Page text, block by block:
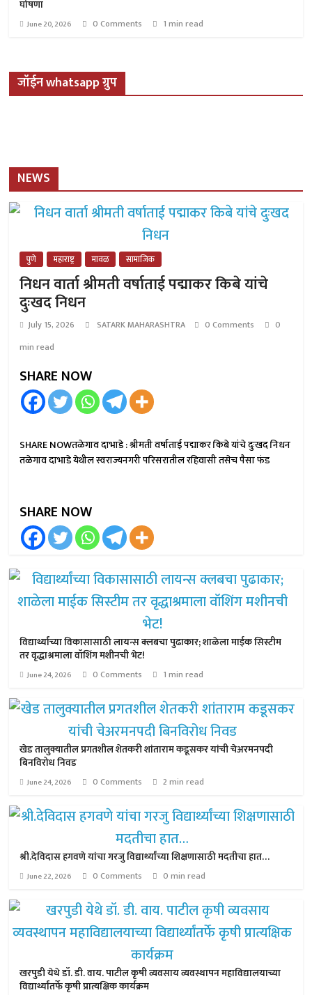
घोषणा
June 20, 2026 0 Comments 1 min read
जॉईन whatsapp ग्रुप
NEWS
पुणे महाराष्ट्र मावळ सामाजिक
निधन वार्ता श्रीमती वर्षाताई पद्माकर किबे यांचे
दुःखद निधन
July 15, 2026 SATARK MAHARASHTRA 0 Comments
0
min read
SHARE NOW
SHARE NOWतळेगाव दाभाडे : श्रीमती वर्षाताई पद्माकर किबे यांचे दुःखद निधन
तळेगाव दाभाडे येथील स्वराज्यनगरी परिसरातील रहिवासी तसेच पैसा फंड
SHARE NOW
विद्यार्थ्यांच्या विकासासाठी लायन्स क्लबचा पुढाकार; शाळेला माईक सिस्टीम
तर वृद्धाश्रमाला वॉशिंग मशीनची भेट!
June 24, 2026 0 Comments 1 min read
खेड तालुक्यातील प्रगतशील शेतकरी शांताराम कडूसकर यांची चेअरमनपदी
बिनविरोध निवड
June 24, 2026 0 Comments 2 min read
श्री.देविदास हगवणे यांचा गरजु विद्यार्थ्यांच्या शिक्षणासाठी मदतीचा हात…
June 22, 2026 0 Comments 0 min read
खरपुडी येथे डॉ. डी. वाय. पाटील कृषी व्यवसाय व्यवस्थापन महाविद्यालयाच्या
विद्यार्थ्यांतर्फे कृषी प्रात्यक्षिक कार्यक्रम